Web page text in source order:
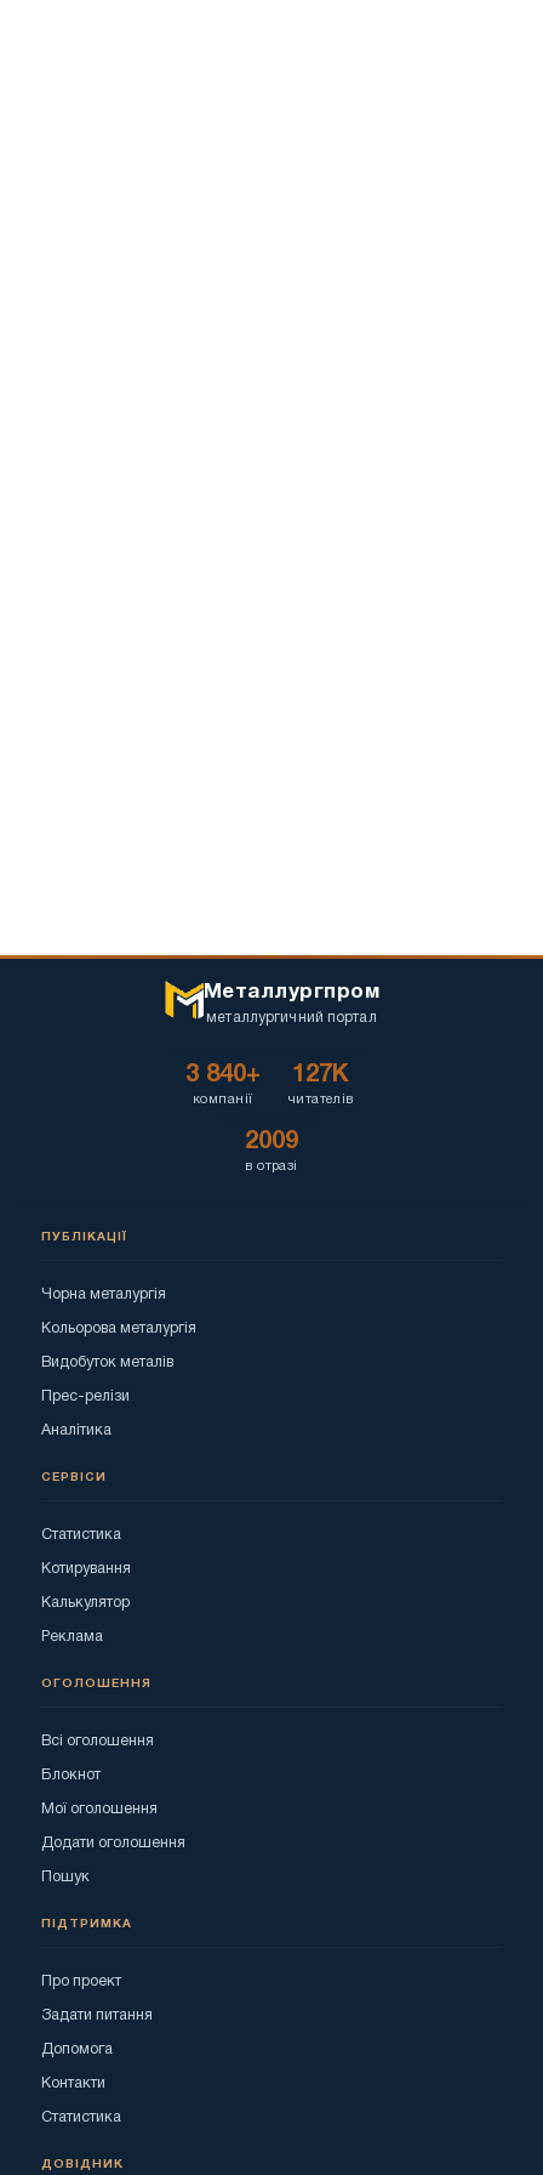
Металлургпром
металлургичний портал
3 840+
компанії
127K
читателів
2009
в отразі
ПУБЛІКАЦІЇ
Чорна металургія
Кольорова металургія
Видобуток металів
Прес-релізи
Аналітика
СЕРВІСИ
Статистика
Котирування
Калькулятор
Реклама
ОГОЛОШЕННЯ
Всі оголошення
Блокнот
Мої оголошення
Додати оголошення
Пошук
ПІДТРИМКА
Про проект
Задати питання
Допомога
Контакти
Статистика
ДОВІДНИК